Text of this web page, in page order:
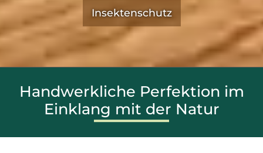
Insektenschutz
Handwerkliche Perfektion im
Einklang mit der Natur